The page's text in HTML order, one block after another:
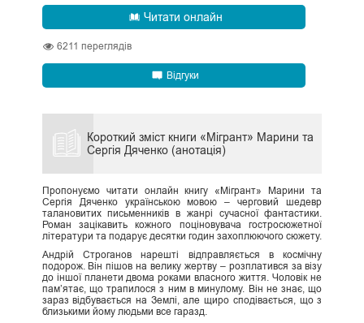
Читати онлайн
6211 переглядів
Відгуки
Короткий зміст книги «Мігрант» Марини та
Сергія Дяченко (анотація)
Пропонуємо читати онлайн книгу «Мігрант» Марини та
Сергія Дяченко українською мовою – черговий шедевр
талановитих письменників в жанрі сучасної фантастики.
Роман зацікавить кожного поціновувача гостросюжетної
літератури та подарує десятки годин захоплюючого сюжету.
Андрій Строганов нарешті відправляється в космічну
подорож. Він пішов на велику жертву – розплатився за візу
до іншої планети двома роками власного життя. Чоловік не
пам’ятає, що трапилося з ним в минулому. Він не знає, що
зараз відбувається на Землі, але щиро сподівається, що з
близькими йому людьми все гаразд.